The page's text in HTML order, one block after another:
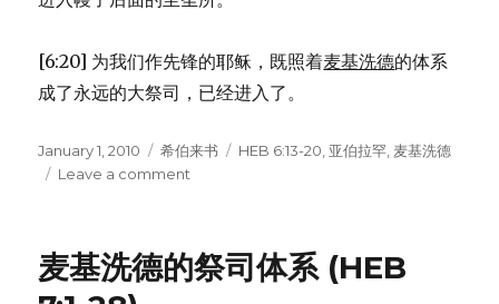
[6:20] 为我们作先锋的耶稣，既照着麦基洗德的体系
成了永远的大祭司，已经进入了。
Posted
on
January 1, 2010 Categories
希伯来书 Tags
HEB 6:13-20 亚伯拉罕 麦基洗德
Leave a comment
的
麦基洗德的祭司体系 (HEB